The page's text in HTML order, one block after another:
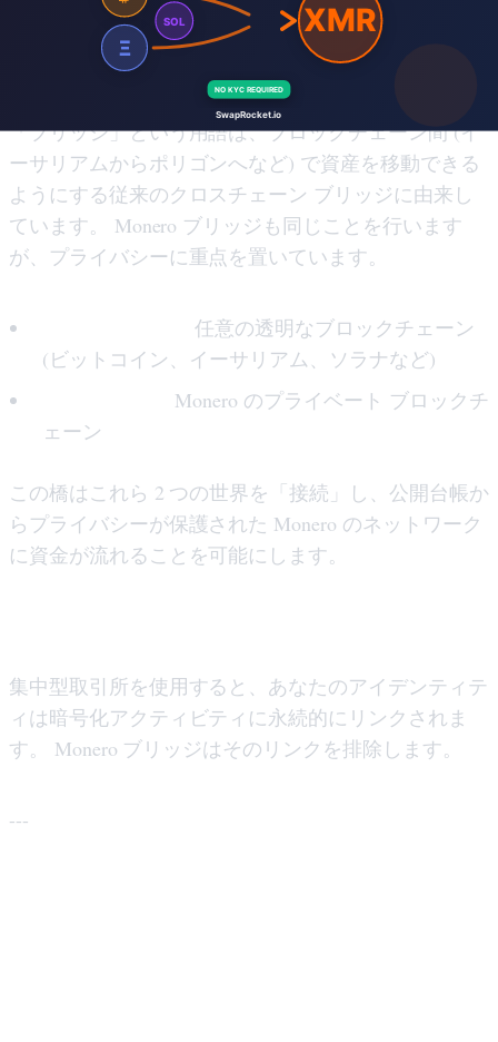
なぜ「橋」と呼ぶのでしょうか?
「ブリッジ」という用語は、ブロックチェーン間 (イ
ーサリアムからポリゴンへなど) で資産を移動できる
ようにする従来のクロスチェーン ブリッジに由来し
ています。 Monero ブリッジも同じことを行います
が、プライバシーに重点を置いています。
任意の透明なブロックチェーン
(ビットコイン、イーサリアム、ソラナなど)
Monero のプライベート ブロックチ
ェーン
この橋はこれら 2 つの世界を「接続」し、公開台帳か
らプライバシーが保護された Monero のネットワーク
に資金が流れることを可能にします。
集中型取引所を使用すると、あなたのアイデンティテ
ィは暗号化アクティビティに永続的にリンクされま
す。 Monero ブリッジはそのリンクを排除します。
---